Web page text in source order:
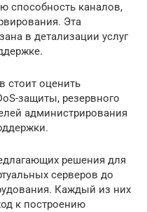
способность каналов,
Эта
в детализации услуг
стоит оценить
защиты, резервного
администрирования
решения для
серверов до
Каждый из них
к построению